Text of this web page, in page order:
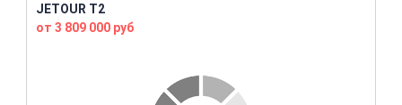
JETOUR T2
от 3 809 000 руб